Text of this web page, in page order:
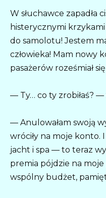
W słuchawce zapadła
histerycznymi
do samolotu! Jestem
człowieka! Mam nowy
pasażerów roześmiał
— Ty… co ty zrobiłaś? —
— Anulowałam swoją
wróciły na moje konto.
jacht i spa — to teraz
premia pójdzie na
wspólny budżet,